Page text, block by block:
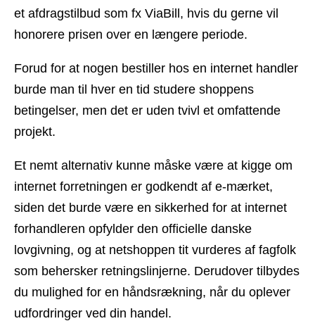
et afdragstilbud som fx ViaBill, hvis du gerne vil
honorere prisen over en længere periode.
Forud for at nogen bestiller hos en internet handler
burde man til hver en tid studere shoppens
betingelser, men det er uden tvivl et omfattende
projekt.
Et nemt alternativ kunne måske være at kigge om
internet forretningen er godkendt af e-mærket,
siden det burde være en sikkerhed for at internet
forhandleren opfylder den officielle danske
lovgivning, og at netshoppen tit vurderes af fagfolk
som behersker retningslinjerne. Derudover tilbydes
du mulighed for en håndsrækning, når du oplever
udfordringer ved din handel.